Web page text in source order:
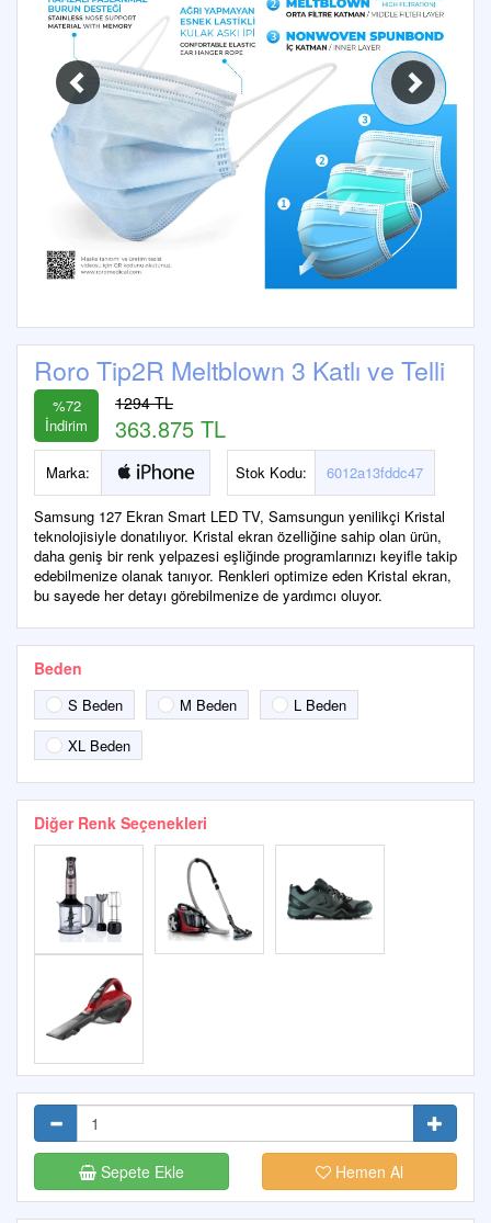
Roro Tip2R Meltblown 3 Katlı ve Telli
%72
İndirim
1294 TL
363.875 TL
Marka: Stok Kodu: 6012a13fddc47
Samsung 127 Ekran Smart LED TV, Samsungun yenilikçi Kristal
teknolojisiyle donatılıyor. Kristal ekran özelliğine sahip olan ürün,
daha geniş bir renk yelpazesi eşliğinde programlarınızı keyifle takip
edebilmenize olanak tanıyor. Renkleri optimize eden Kristal ekran,
bu sayede her detayı görebilmenize de yardımcı oluyor.
Beden
S Beden M Beden
L Beden
XL Beden
Diğer Renk Seçenekleri
Sepete Ekle Hemen Al